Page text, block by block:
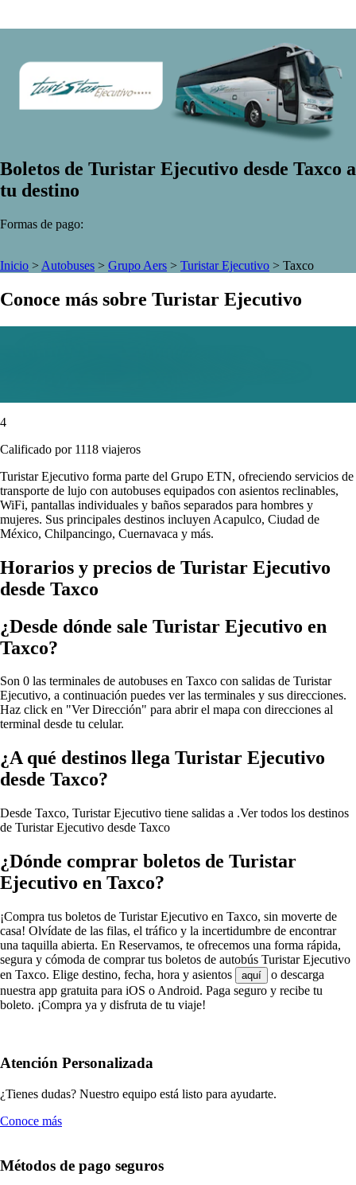
Boletos de Turistar Ejecutivo desde Taxco a
tu destino
Formas de pago:
Inicio > Autobuses > Grupo Aers > Turistar Ejecutivo > Taxco
Conoce más sobre Turistar Ejecutivo
4
Calificado por 1118 viajeros
Turistar Ejecutivo forma parte del Grupo ETN, ofreciendo servicios de
transporte de lujo con autobuses equipados con asientos reclinables,
WiFi, pantallas individuales y baños separados para hombres y
mujeres. Sus principales destinos incluyen Acapulco, Ciudad de
México, Chilpancingo, Cuernavaca y más.
Horarios y precios de Turistar Ejecutivo
desde Taxco
¿Desde dónde sale Turistar Ejecutivo en
Taxco?
Son 0 las terminales de autobuses en Taxco con salidas de Turistar
Ejecutivo, a continuación puedes ver las terminales y sus direcciones.
Haz click en "Ver Dirección" para abrir el mapa con direcciones al
terminal desde tu celular.
¿A qué destinos llega Turistar Ejecutivo
desde Taxco?
Desde Taxco, Turistar Ejecutivo tiene salidas a .Ver todos los destinos
de Turistar Ejecutivo desde Taxco
¿Dónde comprar boletos de Turistar
Ejecutivo en Taxco?
¡Compra tus boletos de Turistar Ejecutivo en Taxco, sin moverte de
casa! Olvídate de las filas, el tráfico y la incertidumbre de encontrar
una taquilla abierta. En Reservamos, te ofrecemos una forma rápida,
segura y cómoda de comprar tus boletos de autobús Turistar Ejecutivo
en Taxco. Elige destino, fecha, hora y asientos
aquí
o descarga
nuestra app gratuita para iOS o Android. Paga seguro y recibe tu
boleto. ¡Compra ya y disfruta de tu viaje!
Atención Personalizada
¿Tienes dudas? Nuestro equipo está listo para ayudarte.
Conoce más
Métodos de pago seguros